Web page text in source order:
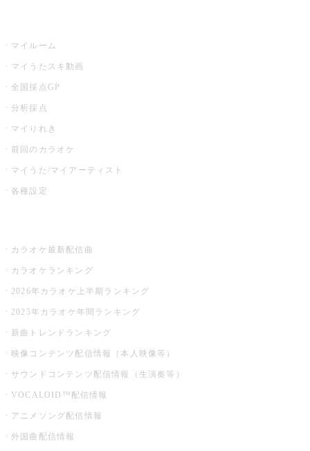
マイルーム
マイうたスキ動画
全国採点GP
分析採点
マイりれき
前回のカラオケ
マイうた/マイアーティスト
各種設定
カラオケ最新配信曲
カラオケランキング
2026年カラオケ上半期ランキング
2025年カラオケ年間ランキング
新曲トレンドランキング
映像コンテンツ配信情報（本人映像等）
サウンドコンテンツ配信情報（生演奏等）
VOCALOID™配信情報
アニメソング配信情報
外国曲配信情報